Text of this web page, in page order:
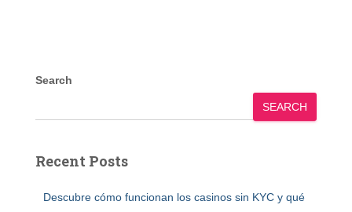
Search
SEARCH
Recent Posts
Descubre cómo funcionan los casinos sin KYC y qué